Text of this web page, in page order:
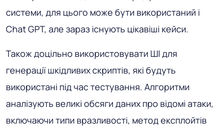
системи, для цього може бути використаний і
Chat GPT, але зараз існують цікавіші кейси.
Також доцільно використовувати ШІ для
генерації шкідливих скриптів, які будуть
використані під час тестування. Алгоритми
аналізують великі обсяги даних про відомі атаки,
включаючи типи вразливості, метод експлойтів